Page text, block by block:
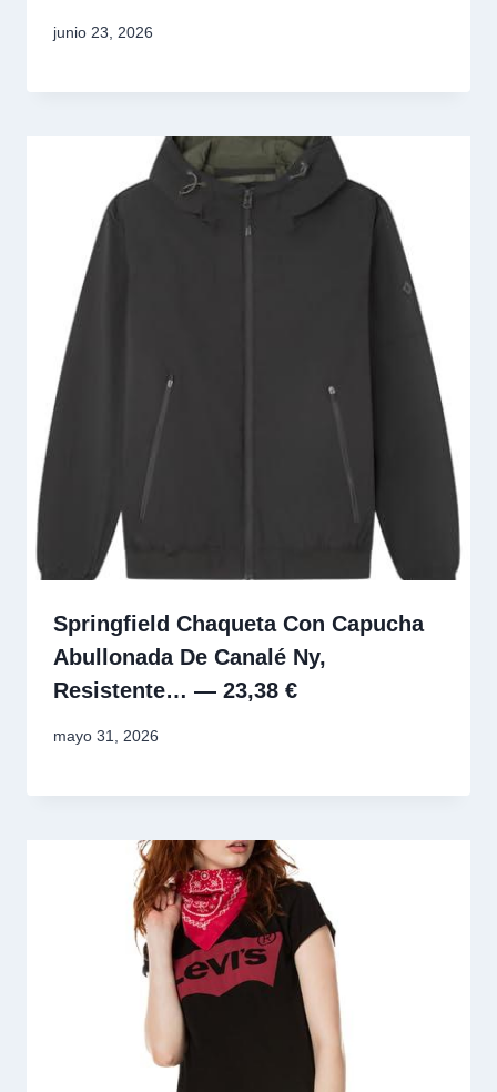
junio 23, 2026
Springfield Chaqueta Con Capucha
Abullonada De Canalé Ny,
Resistente… — 23,38 €
mayo 31, 2026